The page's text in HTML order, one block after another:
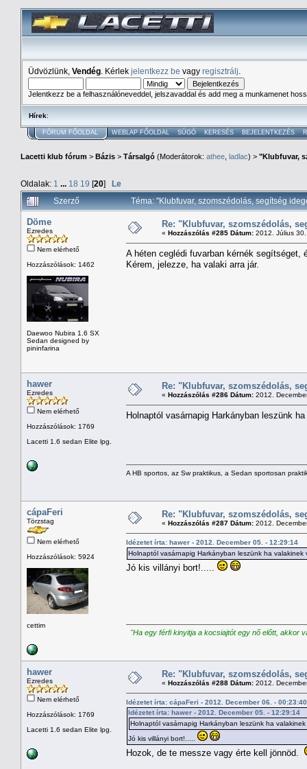
Üdvözlünk, Vendég . Kérlek jelentkezz be vagy regisztrálj
Jelentkezz be a felhasználóneveddel, jelszavaddal és add meg a munkamenet
Hírek:
FÓRUM FŐOLDAL WEBLAP FŐOLDAL SÚGÓ KERESÉS BEJELENTKEZÉS
Lacetti klub fórum > Bázis > Társalgó (Moderátorok: athee ladlac) > "Klubfuvar,
Oldalak: 1 ... 18 19 [20] Le
Szerző
Téma: "Klubfuvar, szomszédolás, segítség
Döme
Ezredes
Nem elérhető
Hozzászólások: 1462
Daewoo Nubira 1.6 SX
Sedan designed by
pininfarina
Re: "Klubfuvar, szomszédolás,
« Hozzászólás #285 Dátum: 2012. Július
A héten ceglédi fuvarban kérnék segítséget,
Kérem, jelezze, ha valaki arra jár.
hawer
Ezredes
Nem elérhető
Hozzászólások: 1769
Lacetti 1.6 sedan Elite lpg.
Re: "Klubfuvar, szomszédolás,
« Hozzászólás #286 Dátum: 2012.
Holnaptól vasárnapig Harkányban leszünk
A HB sportos, az Sw praktikus, a Sedan sportosan
cápaFeri
Törzstag
Nem elérhető
Hozzászólások: 5924
cettim
Re: "Klubfuvar, szomszédolás,
« Hozzászólás #287 Dátum: 2012.
Idézetet írta: hawer - 2012. December 05. - 12:29:14
Holnaptól vasárnapig Harkányban leszünk ha
Jó kis villányi bort!.....
"Ha egy férfi kinyitja a kocsiajtót egy nő előtt, akkor
hawer
Ezredes
Nem elérhető
Hozzászólások: 1769
Lacetti 1.6 sedan Elite lpg.
Re: "Klubfuvar, szomszédolás,
« Hozzászólás #288 Dátum: 2012.
Idézetet írta: cápaFeri - 2012. December 06. - 00:23:40
Idézetet írta: hawer - 2012. December 05. - 12:29:14
Holnaptól vasárnapig Harkányban leszünk ha
Jó kis villányi bort!.....
Hozok, de te messze vagy érte kell jönnöd.